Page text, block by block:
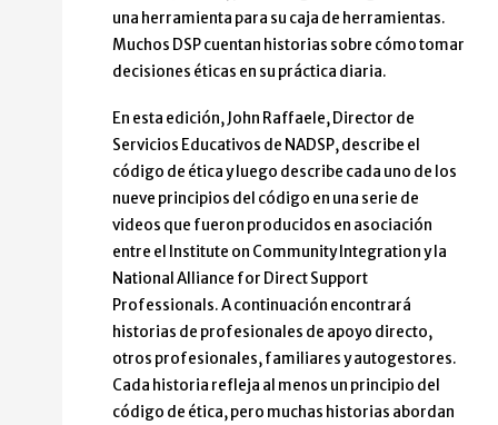
una herramienta para su caja de herramientas.
Muchos DSP cuentan historias sobre cómo tomar
decisiones éticas en su práctica diaria.
En esta edición, John Raffaele, Director de
Servicios Educativos de NADSP, describe el
código de ética y luego describe cada uno de los
nueve principios del código en una serie de
videos que fueron producidos en asociación
entre el Institute on Community Integration y la
National Alliance for Direct Support
Professionals. A continuación encontrará
historias de profesionales de apoyo directo,
otros profesionales, familiares y autogestores.
Cada historia refleja al menos un principio del
código de ética, pero muchas historias abordan